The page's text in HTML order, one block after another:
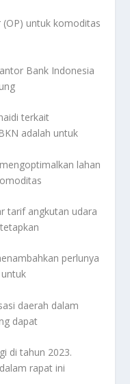
(OP) untuk komoditas
Bank Indonesia
terkait
adalah untuk
lahan
tarif angkutan udara
perlunya
daerah dalam
dapat
di tahun 2023.
rapat ini